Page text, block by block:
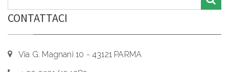
CONTATTACI
Via G. Magnani 10 - 43121 PARMA